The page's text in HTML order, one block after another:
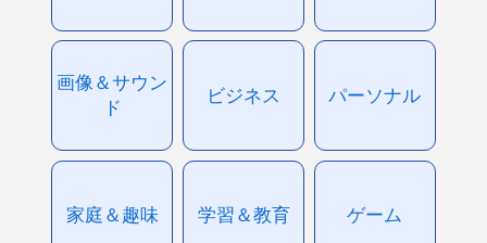
画像＆サウン
ド
ビジネス パーソナル
家庭＆趣味 学習＆教育 ゲーム